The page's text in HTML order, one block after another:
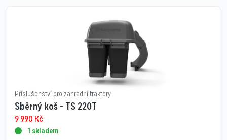
Příslušenství pro zahradní traktory
Sběrný koš - TS 220T
9 990 Kč
1 skladem